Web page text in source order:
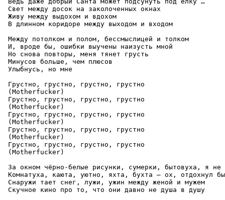
Свет между досок на заколоченных окнах
Живу между выдохом и вдохом
В длинном коридоре между выходом и входом
Между потолком и полом, бессмыслицей и толком
И, вроде бы, ошибки выучены наизусть мной
Но снова повторы, меня тянет грусть
Минусов больше, чем плюсов
Улыбнусь, но мне
Грустно, грустно, грустно, грустно
(Motherfucker)
Грустно, грустно, грустно, грустно
(Motherfucker)
Грустно, грустно, грустно, грустно
(Motherfucker)
Грустно, грустно, грустно, грустно
(Motherfucker)
Грустно, грустно, грустно, грустно
(Motherfucker)
За окном чёрно-белые рисунки, сумерки, бытовуха, я не
Комнатуха, каюта, уютно, яхта, бухта — ох, отдохнул бы
Снаружи тает снег, лужи, ужин между женой и мужем
Скучное кино про то, что они давно не душа в душу